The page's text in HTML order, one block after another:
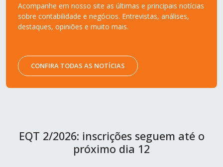
Acompanhe em nosso site as últimas e principais notícias
sobre contabilidade e negócios. Entrevistas, análises,
destaques, opiniões e muito mais.
CONFIRA TODAS AS NOTÍCIAS
EQT 2/2026: inscrições seguem até o
próximo dia 12